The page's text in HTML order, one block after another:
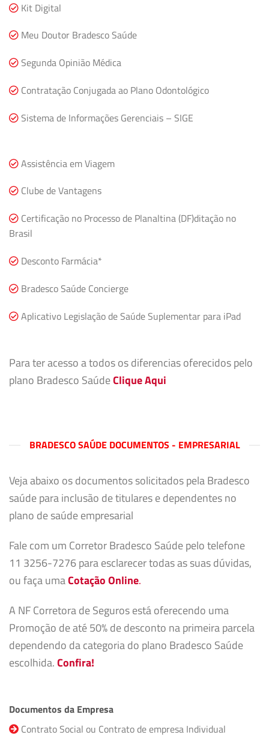
Kit Digital
Meu Doutor Bradesco Saúde
Segunda Opinião Médica
Contratação Conjugada ao Plano Odontológico
Sistema de Informações Gerenciais – SIGE
Assistência em Viagem
Clube de Vantagens
Certificação no Processo de Planaltina (DF)ditação no
Brasil
Desconto Farmácia*
Bradesco Saúde Concierge
Aplicativo Legislação de Saúde Suplementar para iPad
Para ter acesso a todos os diferencias oferecidos pelo
plano Bradesco SaúdeClique Aqui
BRADESCO SAÚDE DOCUMENTOS - EMPRESARIAL
Veja abaixo os documentos solicitados pela Bradesco
saúde para inclusão de titulares e dependentes no
plano de saúde empresarial
Fale com um Corretor Bradesco Saúde pelo telefone
11 3256-7276 para esclarecer todas as suas dúvidas,
ou faça umaCotação Online.
A NF Corretora de Seguros está oferecendo uma
Promoção de até 50% de desconto na primeira parcela
dependendo da categoria do plano Bradesco Saúde
escolhida.Confira!
Documentos da Empresa
Contrato Social ou Contrato de empresa Individual